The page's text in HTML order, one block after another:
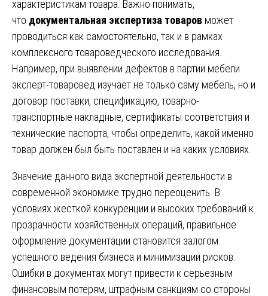
характеристикам товара. Важно понимать,
что документальная экспертиза товаров может
проводиться как самостоятельно, так и в рамках
комплексного товароведческого исследования.
Например, при выявлении дефектов в партии мебели
эксперт-товаровед изучает не только саму мебель, но и
договор поставки, спецификацию, товарно-
транспортные накладные, сертификаты соответствия и
технические паспорта, чтобы определить, какой именно
товар должен был быть поставлен и на каких условиях.
Значение данного вида экспертной деятельности в
современной экономике трудно переоценить. В
условиях жесткой конкуренции и высоких требований к
прозрачности хозяйственных операций, правильное
оформление документации становится залогом
успешного ведения бизнеса и минимизации рисков.
Ошибки в документах могут привести к серьезным
финансовым потерям, штрафным санкциям со стороны